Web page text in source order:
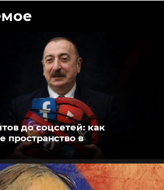
до соцсетей: как
пространство в